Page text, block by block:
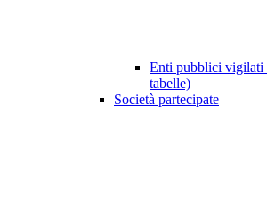
Enti pubblici vigilati
tabelle)
Società partecipate